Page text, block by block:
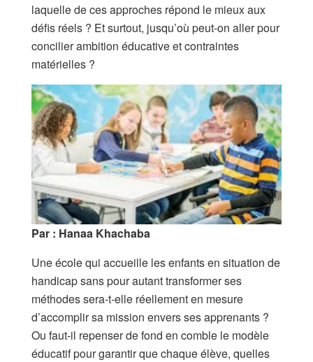
laquelle de ces approches répond le mieux aux
défis réels ? Et surtout, jusqu’où peut-on aller pour
concilier ambition éducative et contraintes
matérielles ?
Par : Hanaa Khachaba
Une école qui accueille les enfants en situation de
handicap sans pour autant transformer ses
méthodes sera-t-elle réellement en mesure
d’accomplir sa mission envers ses apprenants ?
Ou faut-il repenser de fond en comble le modèle
éducatif pour garantir que chaque élève, quelles